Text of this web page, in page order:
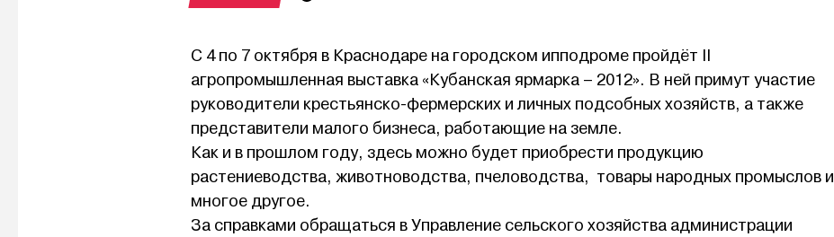
С 4 по 7 октября в Краснодаре на городском ипподроме пройдёт II
агропромышленная выставка «Кубанская ярмарка – 2012». В ней примут участие
руководители крестьянско-фермерских и личных подсобных хозяйств, а также
представители малого бизнеса, работающие на земле.
Как и в прошлом году, здесь можно будет приобрести продукцию
растениеводства, животноводства, пчеловодства, товары народных промыслов и
многое другое.
За справками обращаться в Управление сельского хозяйства администрации